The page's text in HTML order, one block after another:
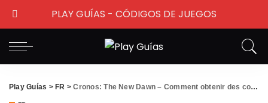
Play Guías > FR >Cronos: The New Dawn – Comment obtenir des coupe-boulons | Guide des portes enchaînées
PLAY GUÍAS - CÓDIGOS DE JUEGOS